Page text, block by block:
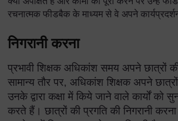
रचनात्मक फीडबैक के माध्यम से वे अपने
निगरानी करना
प्रभावी शिक्षक अधिकांश समय अपने छात्रों
सामान्य तौर पर, अधिकांश शिक्षक अपने
उनके द्वारा कक्षा में किये जाने वाले कार्यों
करते हैं। छात्रों की प्रगति की निगरानी करना